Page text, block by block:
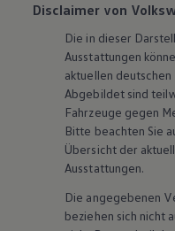
Disclaimer von
Die in dieser
Ausstattungen
aktuellen
Abgebildet sind
Fahrzeuge gegen
Bitte beachten Sie
Übersicht der
Ausstattungen.
Die angegebenen
beziehen sich nicht